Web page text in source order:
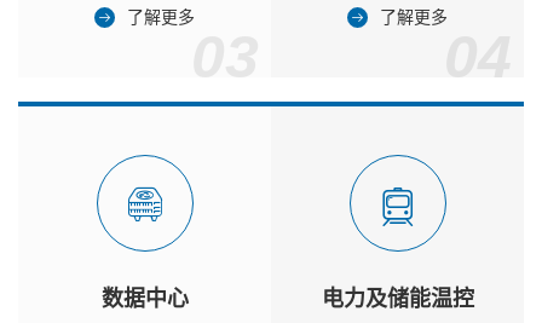
了解更多 了解更多
数据中心 电力及储能温控